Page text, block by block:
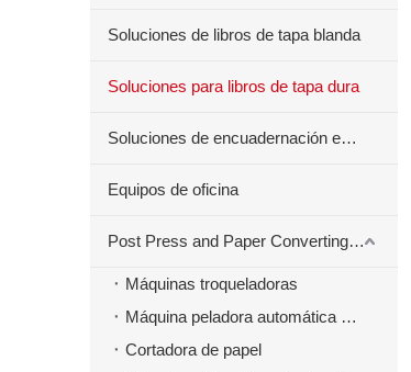
Soluciones de libros de tapa blanda
Soluciones para libros de tapa dura
Soluciones de encuadernación en espiral para libros
Equipos de oficina
Post Press and Paper Converting Máquinas
Máquinas troqueladoras
Máquina peladora automática para material troquelado
Cortadora de papel